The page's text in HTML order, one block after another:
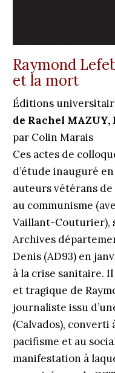
Raymond
et la mort
Éditions
de Rachel MAZUY,
par Colin Marais
Ces actes de
d’étude inauguré
auteurs vétérans de
au communisme
Vaillant-Couturier),
Archives
Denis (AD93) en
à la crise sanitaire.
et tragique de
journaliste issu
(Calvados), converti
pacifisme et au
manifestation à